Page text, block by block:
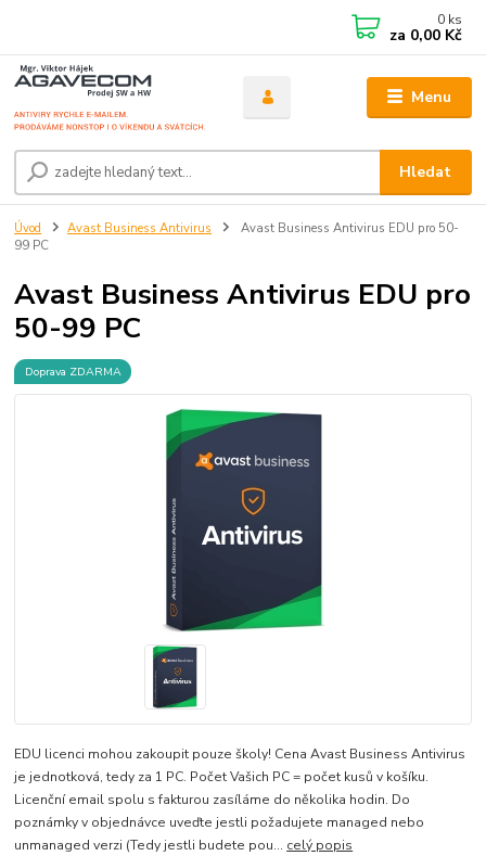
Menu
Hledat
0 ks
za 0,00 Kč
Úvod Avast Business Antivirus
Avast Business Antivirus EDU pro 50-
99 PC
Avast Business Antivirus EDU pro
50-99 PC
Doprava ZDARMA
EDU licenci mohou zakoupit pouze školy! Cena Avast Business Antivirus
je jednotková, tedy za 1 PC. Počet Vašich PC = počet kusů v košíku.
Licenční email spolu s fakturou zasíláme do několika hodin. Do
poznámky v objednávce uveďte jestli požadujete managed nebo
unmanaged verzi (Tedy jestli budete pou... celý popis